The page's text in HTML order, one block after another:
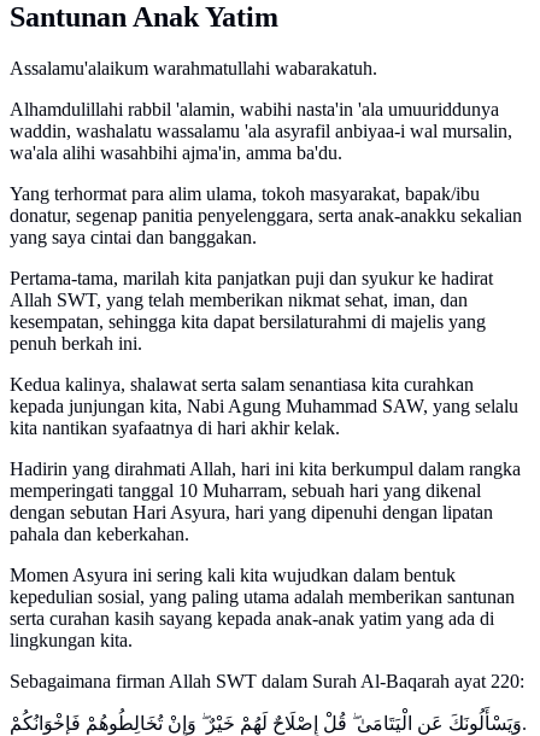
Santunan Anak Yatim
Assalamu'alaikum warahmatullahi wabarakatuh.
Alhamdulillahi rabbil 'alamin, wabihi nasta'in 'ala umuuriddunya
waddin, washalatu wassalamu 'ala asyrafil anbiyaa-i wal mursalin,
wa'ala alihi wasahbihi ajma'in, amma ba'du.
Yang terhormat para alim ulama, tokoh masyarakat, bapak/ibu
donatur, segenap panitia penyelenggara, serta anak-anakku sekalian
yang saya cintai dan banggakan.
Pertama-tama, marilah kita panjatkan puji dan syukur ke hadirat
Allah SWT, yang telah memberikan nikmat sehat, iman, dan
kesempatan, sehingga kita dapat bersilaturahmi di majelis yang
penuh berkah ini.
Kedua kalinya, shalawat serta salam senantiasa kita curahkan
kepada junjungan kita, Nabi Agung Muhammad SAW, yang selalu
kita nantikan syafaatnya di hari akhir kelak.
Hadirin yang dirahmati Allah, hari ini kita berkumpul dalam rangka
memperingati tanggal 10 Muharram, sebuah hari yang dikenal
dengan sebutan Hari Asyura, hari yang dipenuhi dengan lipatan
pahala dan keberkahan.
Momen Asyura ini sering kali kita wujudkan dalam bentuk
kepedulian sosial, yang paling utama adalah memberikan santunan
serta curahan kasih sayang kepada anak-anak yatim yang ada di
lingkungan kita.
Sebagaimana firman Allah SWT dalam Surah Al-Baqarah ayat 220:
وَيَسْأَلُونَكَ عَنِ الْيَتَامَىٰ ۖ قُلْ إِصْلَاحٌ لَهُمْ خَيْرٌ ۖ وَإِنْ تُخَالِطُوهُمْ فَإِخْوَانُكُمْ.